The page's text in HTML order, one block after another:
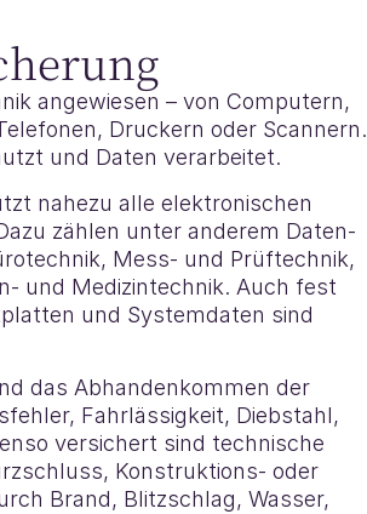
angewiesen – von Computern,
Druckern oder Scannern.
und Daten verarbeitet.
nahezu alle elektronischen
zählen unter anderem Daten-
Mess- und Prüftechnik,
und Medizintechnik. Auch fest
und Systemdaten sind
das Abhandenkommen der
Fahrlässigkeit, Diebstahl,
versichert sind technische
Konstruktions- oder
Brand, Blitzschlag, Wasser,